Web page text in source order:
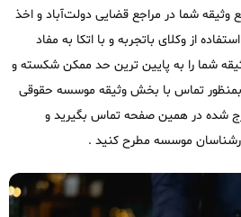
وثیقه شما در مراجع قضایی دولت‌آباد و اخذ
از وکلای باتجربه و با اتکا به مفاد
شما را به پایین ترین حد ممکن شکسته و
تماس با بخش وثیقه موسسه حقوقی
شده در همین صفحه تماس بگیرید و
موسسه مطرح کنید .